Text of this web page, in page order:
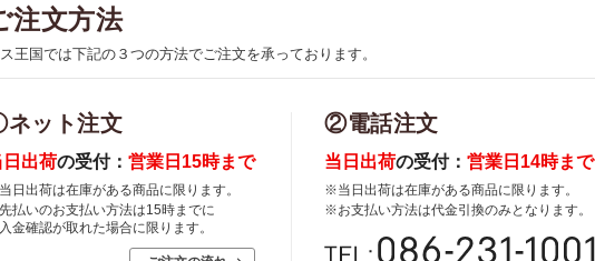
注文方法
王国では下記の３つの方法でご注文を承っております。
ット注文
日出荷の受付： 営業日15時まで
日出荷は在庫がある商品に限ります。
払いのお支払い方法は15時までに
金確認が取れた場合に限ります。
②電話注文
当日出荷の受付： 営業日14時まで
※当日出荷は在庫がある商品に限ります。
※お支払い方法は代金引換のみとなります。